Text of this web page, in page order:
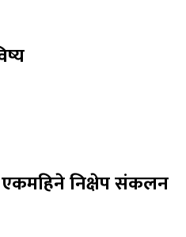
एकमहिने निक्षेप संकलन